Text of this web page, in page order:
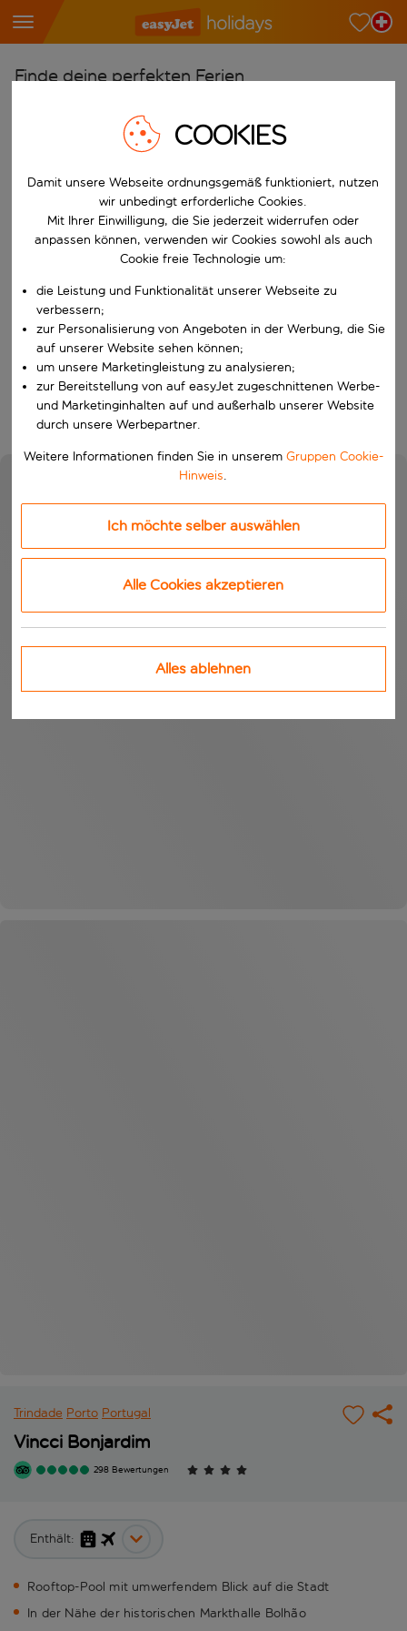
Finde deine perfekten Ferien
Wähle deine Flughäfen
Beginne mit der Eingabe für die automatische
Reiseziele finden
Nach
W&auml;hle ein Ab- und R&uuml;ckflugdatum aus.
Wähle deine Reisedaten
Wann
Wer
Suchen
Trindade Porto Portugal
Vincci Bonjardim
298 Bewertungen
Enthält:
Rooftop-Pool mit umwerfendem Blick auf die Stadt
In der Nähe der historischen Markthalle Bolhão
COOKIES
Damit unsere Webseite ordnungsgemäß funktioniert, nutzen
wir unbedingt erforderliche Cookies.
Mit Ihrer Einwilligung, die Sie jederzeit widerrufen oder
anpassen können, verwenden wir Cookies sowohl als auch
Cookie freie Technologie um:
die Leistung und Funktionalität unserer Webseite zu
verbessern;
zur Personalisierung von Angeboten in der Werbung, die Sie
auf unserer Website sehen können;
um unsere Marketingleistung zu analysieren;
zur Bereitstellung von auf easyJet zugeschnittenen Werbe-
und Marketinginhalten auf und außerhalb unserer Website
durch unsere Werbepartner.
Weitere Informationen finden Sie in unserem Gruppen Cookie-
Hinweis.
Ich möchte selber auswählen
Alle Cookies akzeptieren
Alles ablehnen